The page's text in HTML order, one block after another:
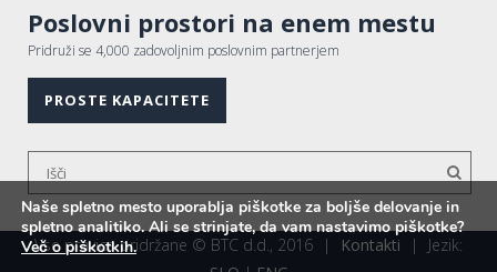
Poslovni prostori na enem mestu
Pridruži se 4,000 zadovoljnim poslovnim partnerjem
PROSTE KAPACITETE
Vse pravice pridržane © BTC d.d., 2016 | Kontakti |
Jezik:
Naše spletno mesto uporablja piškotke za boljše delovanje in
spletno analitiko. Ali se strinjate, da vam nastavimo piškotke?
Več o piškotkih.